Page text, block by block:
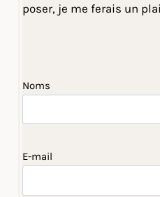
poser, je me ferais un
Noms
E-mail